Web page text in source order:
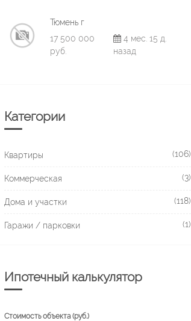
Тюмень г
17 500 000
руб.
4 мес. 15 д.
назад
Категории
Квартиры (106)
Коммерческая (3)
Дома и участки (118)
Гаражи / парковки (1)
Ипотечный калькулятор
Стоимость объекта (руб.)